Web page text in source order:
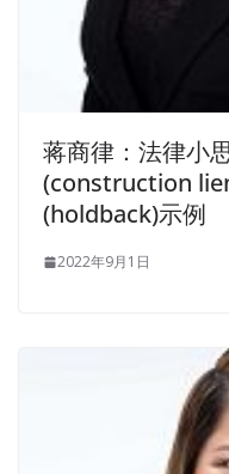
蒋商律：法律小
(construction
(holdback)示例
2022年9月1日